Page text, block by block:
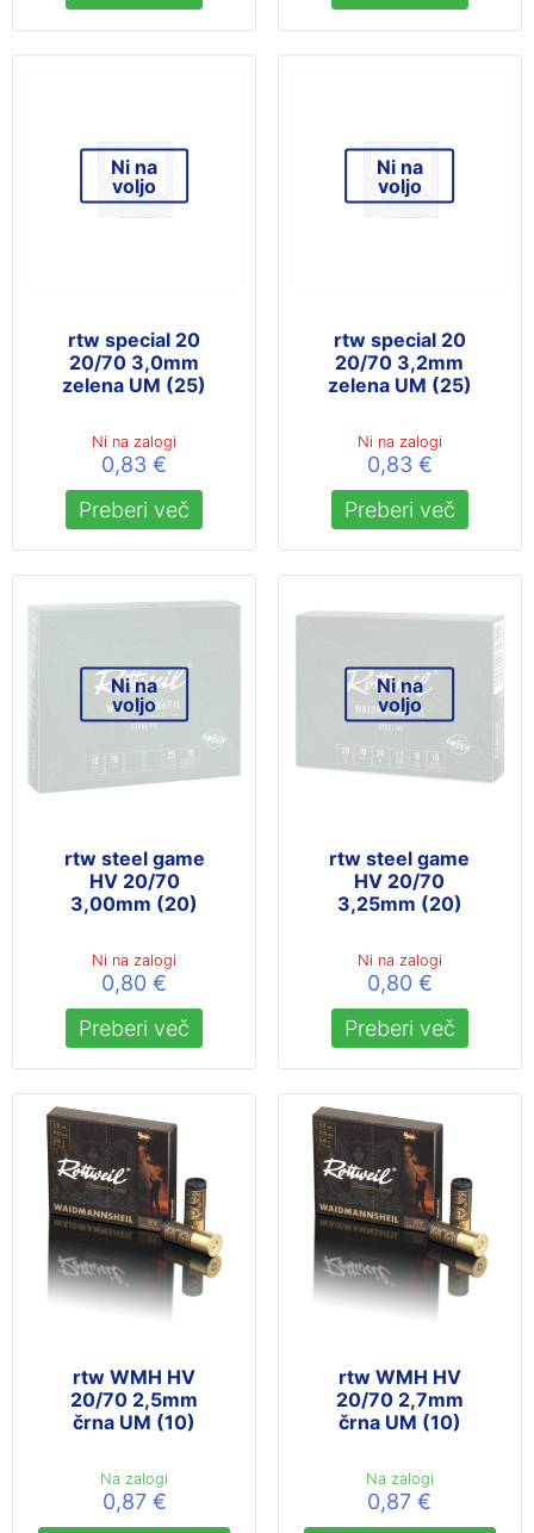
Ni na
voljo
rtw special 20
20/70 3,0mm
zelena UM (25)
Ni na zalogi
0,83€
Preberi več
Ni na
voljo
rtw special 20
20/70 3,2mm
zelena UM (25)
Ni na zalogi
0,83 €
Preberi več
Ni na
voljo
rtw steel game
HV 20/70
3,00mm (20)
Ni na zalogi
0,80€
Preberi več
Ni na
voljo
rtw steel game
HV 20/70
3,25mm (20)
Ni na zalogi
0,80 €
Preberi več
rtw WMH HV
20/70 2,5mm
črna UM (10)
Na zalogi
0,87 €
rtw WMH HV
20/70 2,7mm
črna UM (10)
Na zalogi
0,87€